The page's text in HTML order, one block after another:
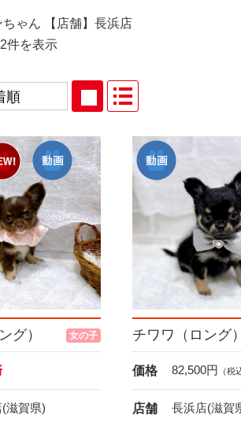
ちゃん 【店舗】長浜店
件を表示
グ） 女の子
滋賀県)
チワワ（ロング
価格 82,500円 （税
店舗 長浜店(滋賀